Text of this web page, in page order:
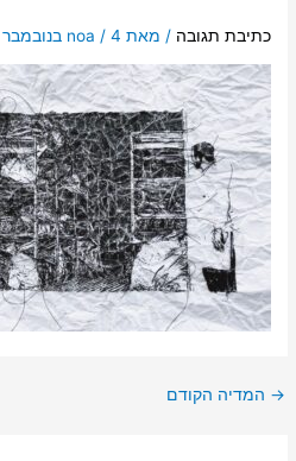
כתיבת תגובה / מאת noa / 4 בנובמבר 2023
→ המדיה הקודם